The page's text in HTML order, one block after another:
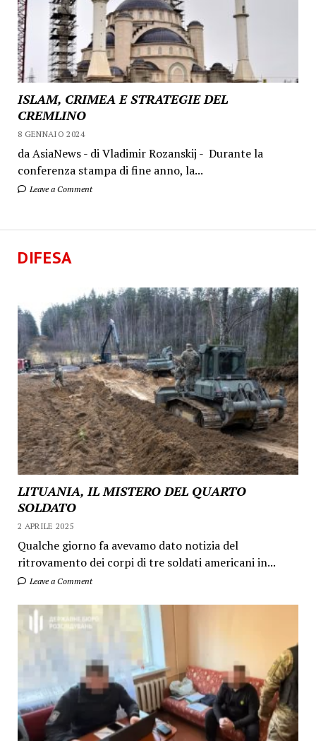
ISLAM, CRIMEA E STRATEGIE DEL
CREMLINO
8 GENNAIO 2024
da AsiaNews - di Vladimir Rozanskij - Durante la
conferenza stampa di fine anno, la...
Leave a Comment
DIFESA
LITUANIA, IL MISTERO DEL QUARTO
SOLDATO
2 APRILE 2025
Qualche giorno fa avevamo dato notizia del
ritrovamento dei corpi di tre soldati americani in...
Leave a Comment